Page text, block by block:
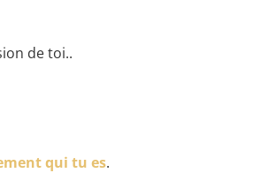
de toi..
qui tu es.